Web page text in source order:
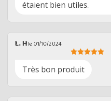
étaient bien utiles.
L. Hle 01/10/2024
Très bon produit